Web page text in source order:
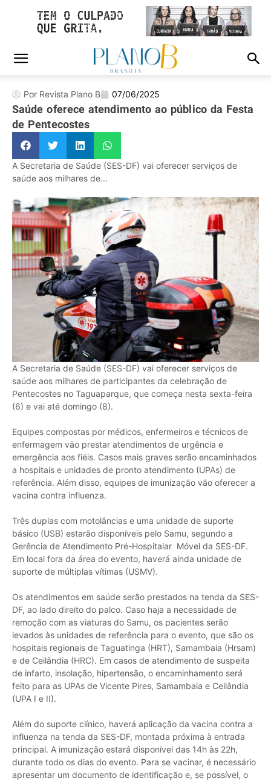
Por Revista Plano B 07/06/2025
Saúde oferece atendimento ao público da Festa
de Pentecostes
A Secretaria de Saúde (SES-DF) vai oferecer serviços de
saúde aos milhares de...
A Secretaria de Saúde (SES-DF) vai oferecer serviços de
saúde aos milhares de participantes da celebração de
Pentecostes no Taguaparque, que começa nesta sexta-feira
(6) e vai até domingo (8).
Equipes compostas por médicos, enfermeiros e técnicos de
enfermagem vão prestar atendimentos de urgência e
emergência aos fiéis. Casos mais graves serão encaminhados
a hospitais e unidades de pronto atendimento (UPAs) de
referência. Além disso, equipes de imunização vão oferecer a
vacina contra influenza.
Três duplas com motolâncias e uma unidade de suporte
básico (USB) estarão disponíveis pelo Samu, segundo a
Gerência de Atendimento Pré-Hospitalar Móvel da SES-DF.
Em local fora da área do evento, haverá ainda unidade de
suporte de múltiplas vítimas (USMV).
Os atendimentos em saúde serão prestados na tenda da SES-
DF, ao lado direito do palco. Caso haja a necessidade de
remoção com as viaturas do Samu, os pacientes serão
levados às unidades de referência para o evento, que são os
hospitais regionais de Taguatinga (HRT), Samambaia (Hrsam)
e de Ceilândia (HRC). Em casos de atendimento de suspeita
de infarto, insolação, hipertensão, o encaminhamento será
feito para as UPAs de Vicente Pires, Samambaia e Ceilândia
(UPA I e II).
Além do suporte clínico, haverá aplicação da vacina contra a
influenza na tenda da SES-DF, montada próxima à entrada
principal. A imunização estará disponível das 14h às 22h,
durante todo os dias do evento. Para se vacinar, é necessário
apresentar um documento de identificação e, se possível, o